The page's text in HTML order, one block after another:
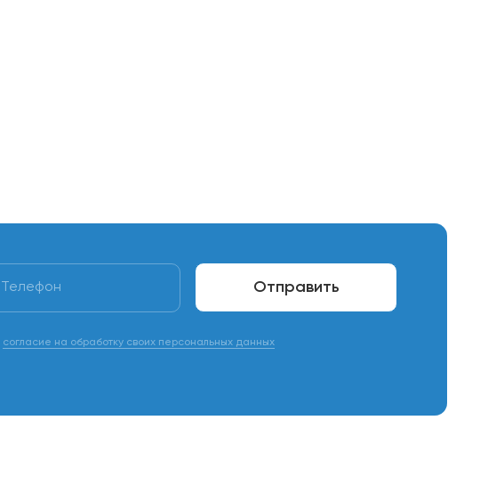
Отправить
согласие на обработку своих персональных данных